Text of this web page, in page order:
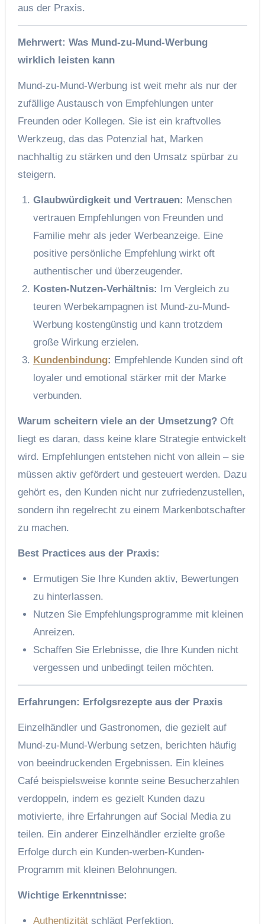
aus der Praxis.
Mehrwert: Was Mund-zu-Mund-Werbung
wirklich leisten kann
Mund-zu-Mund-Werbung ist weit mehr als nur der
zufällige Austausch von Empfehlungen unter
Freunden oder Kollegen. Sie ist ein kraftvolles
Werkzeug, das das Potenzial hat, Marken
nachhaltig zu stärken und den Umsatz spürbar zu
steigern.
Glaubwürdigkeit und Vertrauen: Menschen
vertrauen Empfehlungen von Freunden und
Familie mehr als jeder Werbeanzeige. Eine
positive persönliche Empfehlung wirkt oft
authentischer und überzeugender.
Kosten-Nutzen-Verhältnis: Im Vergleich zu
teuren Werbekampagnen ist Mund-zu-Mund-
Werbung kostengünstig und kann trotzdem
große Wirkung erzielen.
Kundenbindung: Empfehlende Kunden sind oft
loyaler und emotional stärker mit der Marke
verbunden.
Warum scheitern viele an der Umsetzung?Oft
liegt es daran, dass keine klare Strategie entwickelt
wird. Empfehlungen entstehen nicht von allein – sie
müssen aktiv gefördert und gesteuert werden. Dazu
gehört es, den Kunden nicht nur zufriedenzustellen,
sondern ihn regelrecht zu einem Markenbotschafter
zu machen.
Best Practices aus der Praxis:
Ermutigen Sie Ihre Kunden aktiv, Bewertungen
zu hinterlassen.
Nutzen Sie Empfehlungsprogramme mit kleinen
Anreizen.
Schaffen Sie Erlebnisse, die Ihre Kunden nicht
vergessen und unbedingt teilen möchten.
Erfahrungen: Erfolgsrezepte aus der Praxis
Einzelhändler und Gastronomen, die gezielt auf
Mund-zu-Mund-Werbung setzen, berichten häufig
von beeindruckenden Ergebnissen. Ein kleines
Café beispielsweise konnte seine Besucherzahlen
verdoppeln, indem es gezielt Kunden dazu
motivierte, ihre Erfahrungen auf Social Media zu
teilen. Ein anderer Einzelhändler erzielte große
Erfolge durch ein Kunden-werben-Kunden-
Programm mit kleinen Belohnungen.
Wichtige Erkenntnisse:
Authentizitätschlägt Perfektion.